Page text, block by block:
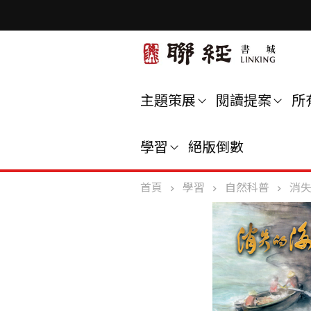
主題策展 閱讀提案 所
學習 絕版倒數
首頁 學習 自然科普 消